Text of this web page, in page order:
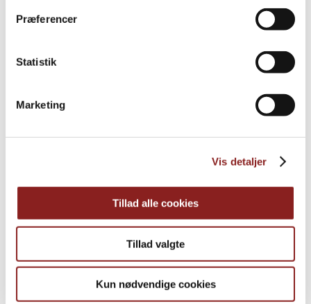
Præferencer
Statistik
Marketing
Vis detaljer
Tillad alle cookies
Tillad valgte
Kun nødvendige cookies